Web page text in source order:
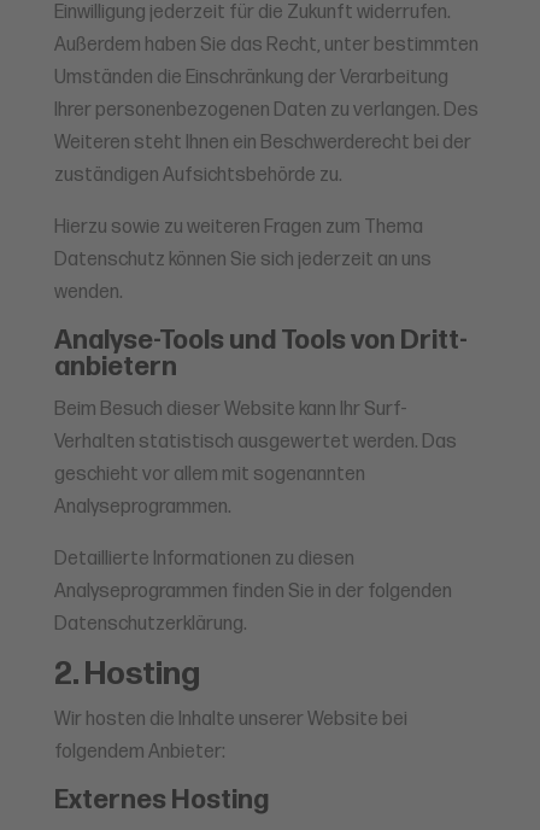
Einwilligung jederzeit für die Zukunft widerrufen.
Außerdem haben Sie das Recht, unter bestimmten
Umständen die Einschränkung der Verarbeitung
Ihrer personenbezogenen Daten zu verlangen. Des
Weiteren steht Ihnen ein Beschwerderecht bei der
zuständigen Aufsichtsbehörde zu.
Hierzu sowie zu weiteren Fragen zum Thema
Datenschutz können Sie sich jederzeit an uns
wenden.
Analyse-Tools und Tools von Dritt­
anbietern
Beim Besuch dieser Website kann Ihr Surf-
Verhalten statistisch ausgewertet werden. Das
geschieht vor allem mit sogenannten
Analyseprogrammen.
Detaillierte Informationen zu diesen
Analyseprogrammen finden Sie in der folgenden
Datenschutzerklärung.
2. Hosting
Wir hosten die Inhalte unserer Website bei
folgendem Anbieter:
Externes Hosting